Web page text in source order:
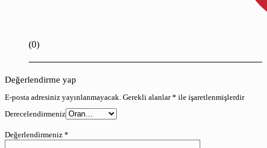
(0)
Değerlendirme yap
E-posta adresiniz yayınlanmayacak. Gerekli alanlar* ile işaretlenmişlerdir
Derecelendirmeniz
Değerlendirmeniz *